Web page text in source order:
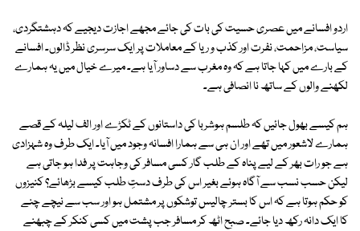
اردو افسانے میں عصری حسیت کی بات کی جائے مجھے اجازت دیجیے کہ دہشتگردی،
سیاست، مزاحمت، نفرت اور کذب و ریا کے معاملات پر ایک سرسری نظر ڈالوں۔ افسانے
کے بارے میں کہا جاتا ہے کہ وہ مغرب سے دساور آیا ہے۔ میرے خیال میں یہ ہمارے
لکھنے والوں کے ساتھ نا انصافی ہے۔
ہم کیسے بھول جائیں کہ طلسم ہوشربا کی داستانوں کے ٹکڑے اور الف لیلہ کے قصے
ہمارے لاشعور میں تھے اور ان ہی سے ہمارا افسانہ وجود میں آیا۔ ایک طرف وہ شہزادی
ہے جو رات بھر کے لیے پناہ کے طلب گار کسی مسافر کی وجاہت پر فدا ہو جاتی ہے
لیکن حسب نسب سے آگاہ ہوئے بغیر اس کی طرف دستِ طلب کیسے بڑھائے؟ کنیزوں
کو حکم ہوتا ہے کہ اس کا بستر چالیس توشکوں پر مشتمل ہو اور سب سے نیچے چنے
کا ایک دانہ رکھ دیا جائے۔ صبح اٹھ کر مسافر جب پشت میں کسی کنکر کے چبھنے